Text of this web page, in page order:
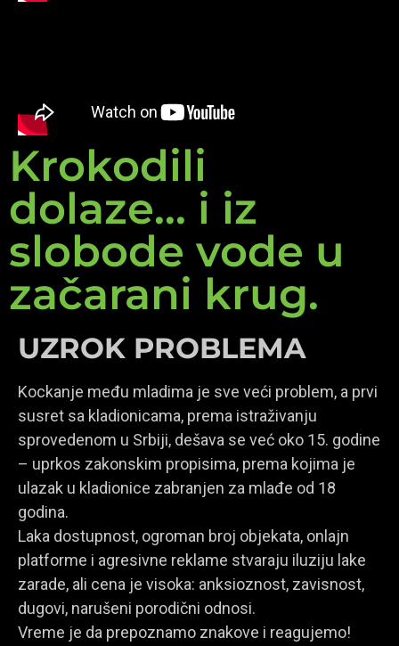
Krokodili
dolaze... i iz
slobode vode u
začarani krug.
UZROK PROBLEMA
Kockanje među mladima je sve veći problem, a prvi
susret sa kladionicama, prema istraživanju
sprovedenom u Srbiji, dešava se već oko 15. godine
– uprkos zakonskim propisima, prema kojima je
ulazak u kladionice zabranjen za mlađe od 18
godina.
Laka dostupnost, ogroman broj objekata, onlajn
platforme i agresivne reklame stvaraju iluziju lake
zarade, ali cena je visoka: anksioznost, zavisnost,
dugovi, narušeni porodični odnosi.
Vreme je da prepoznamo znakove i reagujemo!